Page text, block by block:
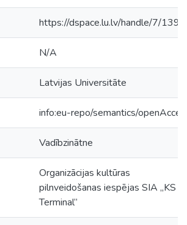
https://dspace.lu.lv/handle/7/
N/A
Latvijas Universitāte
info:eu-repo/semantics/
Vadībzinātne
Organizācijas kultūras
pilnveidošanas iespējas SIA „KS
Terminal”